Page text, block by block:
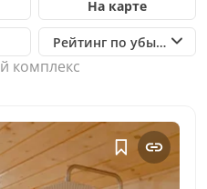
комплекс
На карте
Рейтинг по убыванию